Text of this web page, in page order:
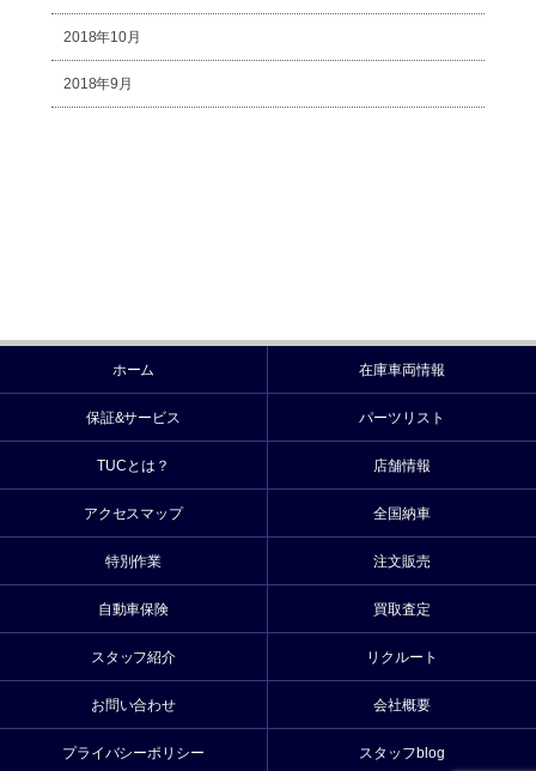
2018年10月
2018年9月
ホーム 在庫車両情報
保証&サービス パーツリスト
TUCとは？ 店舗情報
アクセスマップ 全国納車
特別作業 注文販売
自動車保険 買取査定
スタッフ紹介 リクルート
お問い合わせ 会社概要
プライバシーポリシー スタッフblog